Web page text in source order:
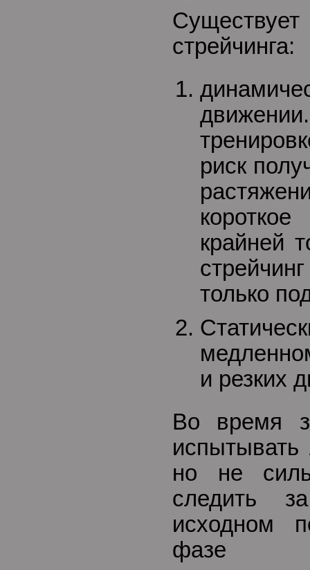
стрейчинга:
риск
крайней
только
и резких
Во время
испытывать
но не
следить
исходном
фазе